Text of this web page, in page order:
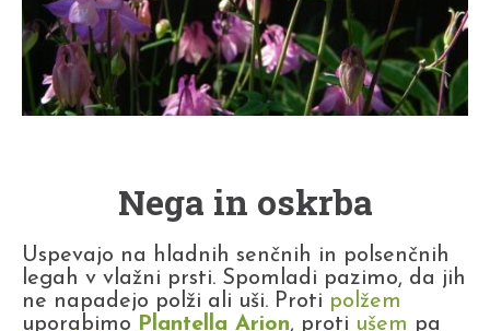
Nega in oskrba
Uspevajo na hladnih senčnih in polsenčnih
legah v vlažni prsti. Spomladi pazimo, da jih
ne napadejo polži ali uši. Proti polžem
uporabimo Plantella Arion, proti ušem pa